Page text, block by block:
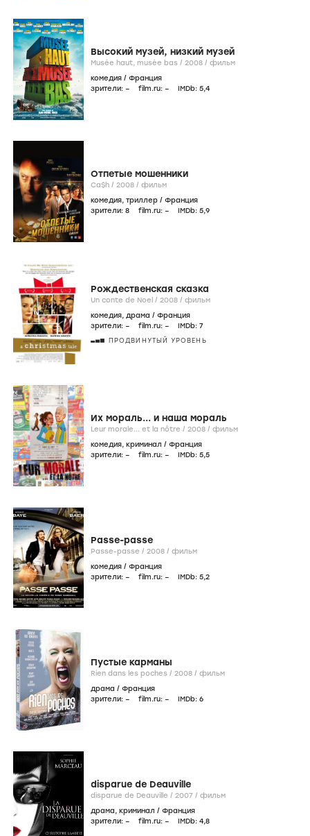
Высокий музей, низкий музей
Musée haut, musée bas / 2008 / фильм
комедия / Франция
зрители: – film.ru: – IMDb: 5,4
Отпетые мошенники
Ca$h / 2008 / фильм
комедия, триллер / Франция
зрители: 8 film.ru: – IMDb: 5,9
Рождественская сказка
Un conte de Noel / 2008 / фильм
комедия, драма / Франция
зрители: – film.ru: – IMDb: 7
ПРОДВИНУТЫЙ УРОВЕНЬ
Их мораль... и наша мораль
Leur morale... et la nôtre / 2008 / фильм
комедия, криминал / Франция
зрители: – film.ru: – IMDb: 5,5
Passe-passe
Passe-passe / 2008 / фильм
комедия / Франция
зрители: – film.ru: – IMDb: 5,2
Пустые карманы
Rien dans les poches / 2008 / фильм
драма / Франция
зрители: – film.ru: – IMDb: 6
disparue de Deauville
disparue de Deauville / 2007 / фильм
драма, криминал / Франция
зрители: – film.ru: – IMDb: 4,8